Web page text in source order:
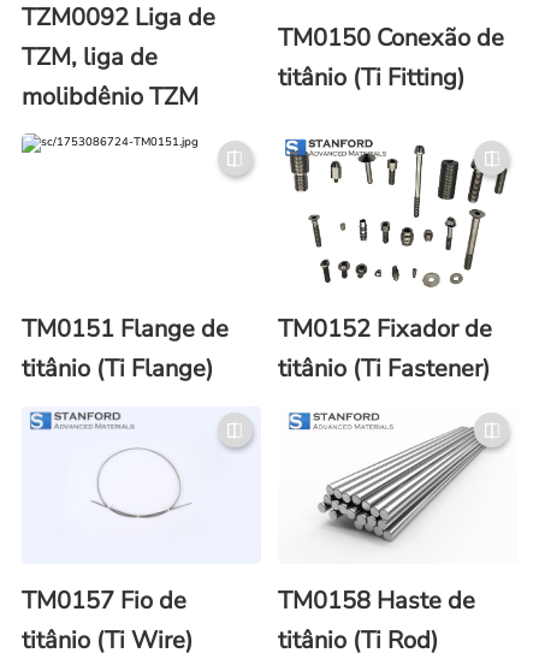
TZM0092 Liga de
TZM, liga de
molibdênio TZM
TM0150 Conexão de
titânio (Ti Fitting)
TM0151 Flange de
titânio (Ti Flange)
TM0152 Fixador de
titânio (Ti Fastener)
TM0157 Fio de
titânio (Ti Wire)
TM0158 Haste de
titânio (Ti Rod)